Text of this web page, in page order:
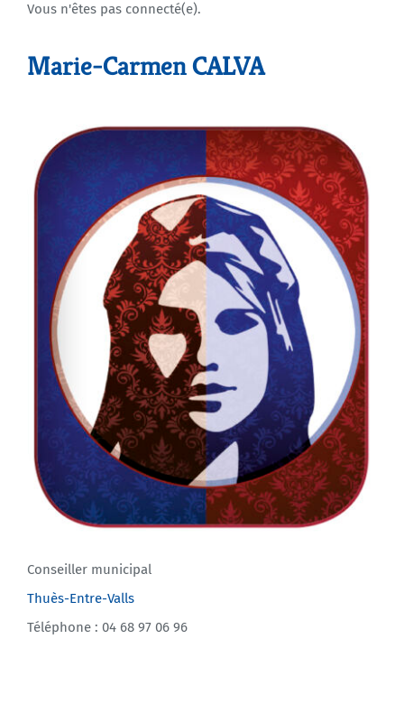
Agenda
Vous n'êtes pas connecté(e).
Marie-Carmen CALVA
Conseiller municipal
Thuès-Entre-Valls
Téléphone : 04 68 97 06 96